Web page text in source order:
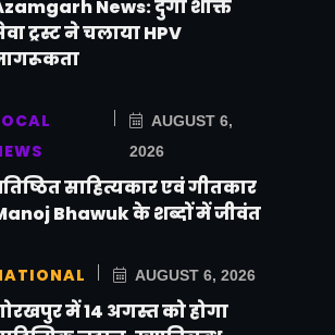
News: दुर्गा शक्ति
ट्रस्ट ने चलाया HPV
AUGUST 6,
2026
साहित्यकार एवं गीतकार
Bhawuk के शब्दों में जीवंत
AUGUST 6, 2026
में 14 अगस्त को होगा